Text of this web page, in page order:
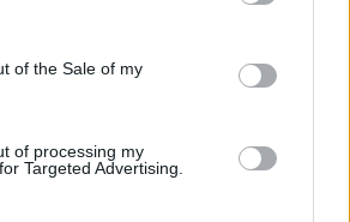
to Google and its third-party tags to
specified purposes in below Google
of the Sale of my
of processing my
Targeted Advertising.
χρησιμοποιήσει
στο
της στην εκπομπή
από πολλούς, ως η